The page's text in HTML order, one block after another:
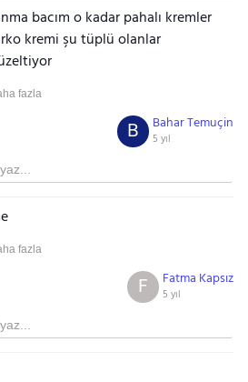
bacım o kadar pahalı kremler
kremi şu tüplü olanlar
fazla
Bahar Temuçin
5 yıl
B
fazla
Fatma Kapsız
5 yıl
F